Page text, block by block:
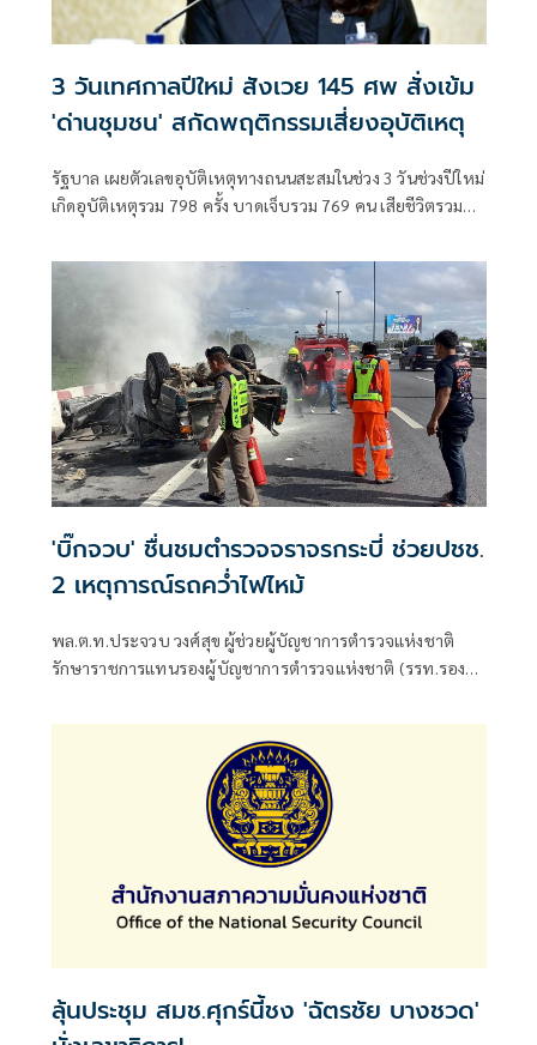
3 วันเทศกาลปีใหม่ สังเวย 145 ศพ สั่งเข้ม
'ด่านชุมชน' สกัดพฤติกรรมเสี่ยงอุบัติเหตุ
รัฐบาล เผยตัวเลขอุบัติเหตุทางถนนสะสมในช่วง 3 วันช่วงปีใหม่
เกิดอุบัติเหตุรวม 798 ครั้ง บาดเจ็บรวม 769 คน เสียชีวิตรวม
พื้นที่ เตรียมแผนรองรับเดินทางกลับ
'บิ๊กจวบ' ชื่นชมตำรวจจราจรกระบี่ ช่วยปชช.
2 เหตุการณ์รถคว่ำไฟไหม้
พล.ต.ท.ประจวบ วงศ์สุข ผู้ช่วยผู้บัญชาการตำรวจแห่งชาติ
รักษาราชการแทนรองผู้บัญชาการตำรวจแห่งชาติ (รรท.รอง
สำนักงานตำรวจแห่งชาติ
ลุ้นประชุม สมช.ศุกร์นี้ชง 'ฉัตรชัย​ บางชวด'